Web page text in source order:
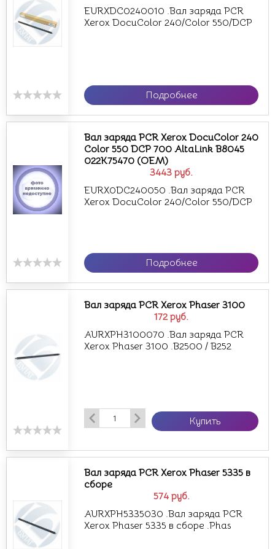
EURXDC0240010 .Вал заряда PCR
Xerox DocuColor 240/Color 550/DCP
Подробнее
3443 руб.
Вал заряда PCR Xerox DocuColor 240
Color 550 DCP 700 AltaLink B8045
022K75470 (OEM)
EURX0DC240050 .Вал заряда PCR
Xerox DocuColor 240/Color 550/DCP
Подробнее
172 руб.
Вал заряда PCR Xerox Phaser 3100
AURXPH3100070 .Вал заряда PCR
Xerox Phaser 3100 .B2500 / B252
Купить
574 руб.
Вал заряда PCR Xerox Phaser 5335 в
сборе
AURXPH5335030 .Вал заряда PCR
Xerox Phaser 5335 в сборе .Phas